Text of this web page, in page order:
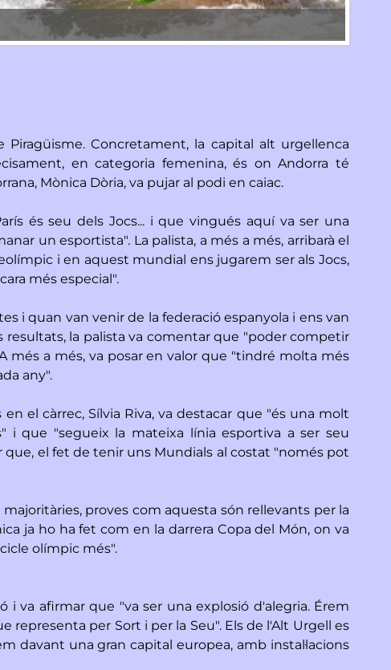
Concretament, la capital alt urgellenca
en categoria femenina, és on Andorra té
Mònica Dòria, va pujar al podi en caiac.
és seu dels Jocs... i que vingués aquí va ser una
un esportista". La palista, a més a més, arribarà el
i en aquest mundial ens jugarem ser als Jocs,
més especial".
i quan van venir de la federació espanyola i ens van
resultats, la palista va comentar que "poder competir
més a més, va posar en valor que "tindré molta més
any".
el càrrec, Sílvia Riva, va destacar que "és una molt
que "segueix la mateixa línia esportiva a ser seu
el fet de tenir uns Mundials al costat "només pot
proves com aquesta són rellevants per la
ja ho ha fet com en la darrera Copa del Món, on va
olímpic més".
i va afirmar que "va ser una explosió d'alegria. Érem
per Sort i per la Seu". Els de l'Alt Urgell es
davant una gran capital europea, amb instal·lacions